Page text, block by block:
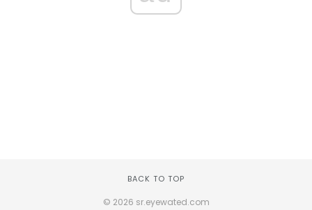
BACK TO TOP
© 2026 sr.eyewated.com